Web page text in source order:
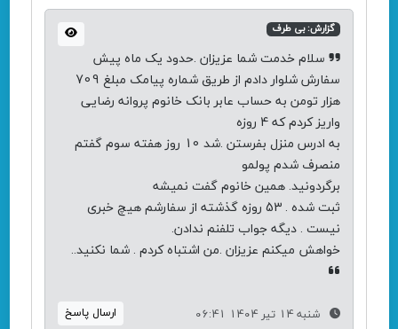
گزارش: بی طرف
سلام خدمت شما عزیزان .حدود یک ماه پیش
سفارش شلوار دادم از طریق شماره پیامک مبلغ 709
هزار تومن به حساب عابر بانک خانوم پروانه رضایی
واریز کردم که 4 روزه
به ادرس منزل بفرستن .شد 10 روز هفته سوم گفتم
منصرف شدم پولمو
برگردونید. همین خانوم گفت نمیشه
ثبت شده . 53 روزه گذشته از سفارشم هیچ خبری
نیست . دیگه جواب تلفنم ندادن.
خواهش میکنم عزیزان .من اشتباه کردم . شما نکنید..
شنبه 14 تیر 1404 06:41 ارسال پاسخ